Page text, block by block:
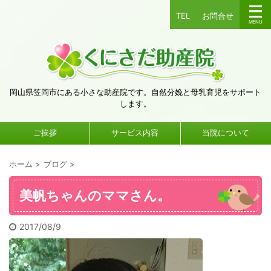
TEL お問合せ
岡山県笠岡市にある小さな助産院です。自然分娩と母乳育児をサポート
します。
ご挨拶 サービス内容 当院について
ホーム > ブログ >
美帆ちゃんのママさん。
2017/08/9